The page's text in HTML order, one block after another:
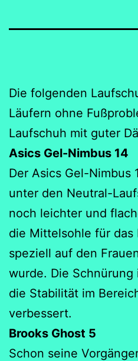
Die folgenden
Läufern ohne
Laufschuh mit guter
Asics Gel-Nimbus 14
Der Asics Gel-Nimbus
unter den Neutral-
noch leichter und
die Mittelsohle für das
speziell auf den
wurde. Die
die Stabilität im
verbessert.
Brooks Ghost 5
Schon seine